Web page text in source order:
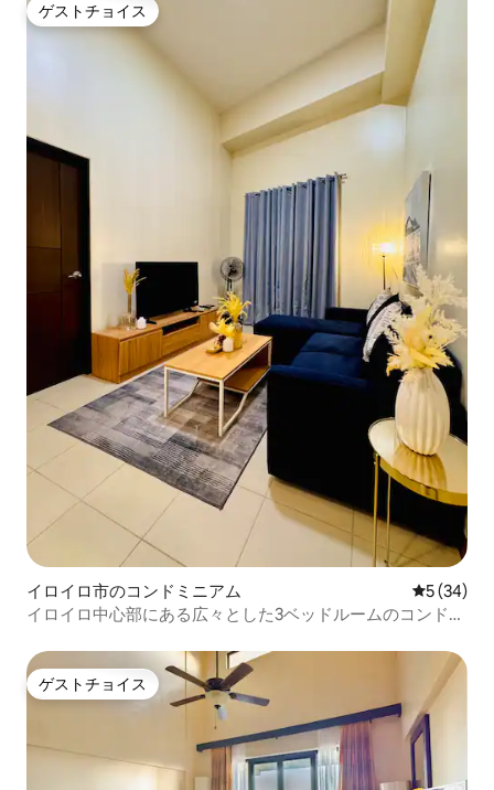
ゲストチョイス
ゲストチョイス
イロイロ市のコンドミニアム レビュー
5 (34)
イロイロ中心部にある広々とした3ベッドルームのコンドミ
ゲストチョイス
ゲストチョイス